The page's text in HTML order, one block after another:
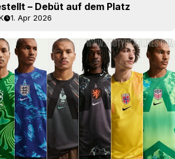
– Debüt auf dem Platz
1. Apr 2026